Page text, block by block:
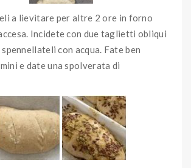
a lievitare per altre 2 ore in forno
Incidete con due taglietti obliqui
con acqua. Fate ben
e date una spolverata di